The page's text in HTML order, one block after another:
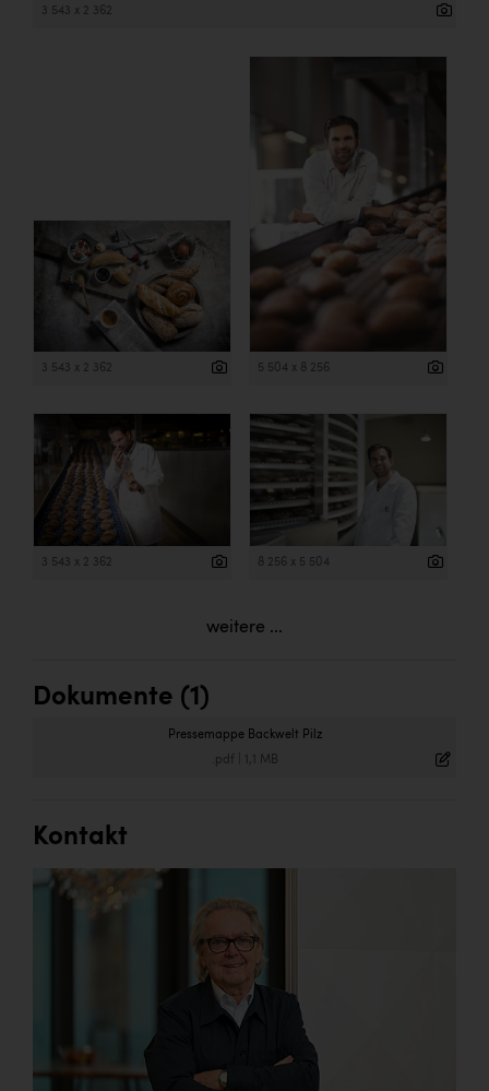
3 543 x 2 362
3 543 x 2 362 5 504 x 8 256
3 543 x 2 362 8 256 x 5 504
weitere ...
Dokumente (1)
Pressemappe Backwelt Pilz
.pdf 1,1 MB
Kontakt